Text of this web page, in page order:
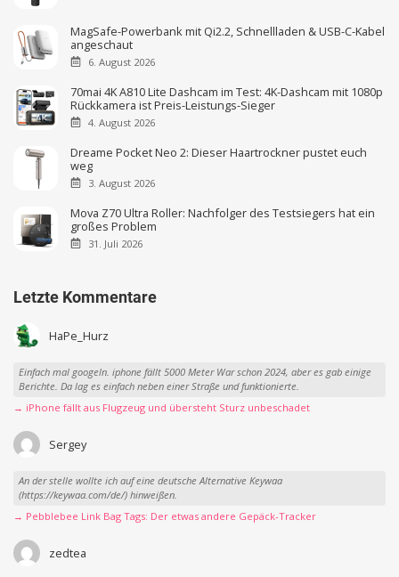
MagSafe-Powerbank mit Qi2.2, Schnellladen & USB-C-Kabel
angeschaut
6. August 2026
70mai 4K A810 Lite Dashcam im Test: 4K-Dashcam mit 1080p
Rückkamera ist Preis-Leistungs-Sieger
4. August 2026
Dreame Pocket Neo 2: Dieser Haartrockner pustet euch
weg
3. August 2026
Mova Z70 Ultra Roller: Nachfolger des Testsiegers hat ein
großes Problem
31. Juli 2026
Letzte Kommentare
HaPe_Hurz
Einfach mal googeln. iphone fällt 5000 Meter War schon 2024, aber es gab einige
Berichte. Da lag es einfach neben einer Straße und funktionierte.
→ iPhone fällt aus Flugzeug und übersteht Sturz unbeschadet
Sergey
An der stelle wollte ich auf eine deutsche Alternative Keywaa
(https://keywaa.com/de/) hinweißen.
→ Pebblebee Link Bag Tags: Der etwas andere Gepäck-Tracker
zedtea